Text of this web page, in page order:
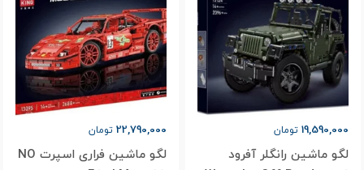
19,590,000 تومان
لگو ماشین رانگلر آفرود
22,790,000 تومان
لگو ماشین فراری اسپرت NO